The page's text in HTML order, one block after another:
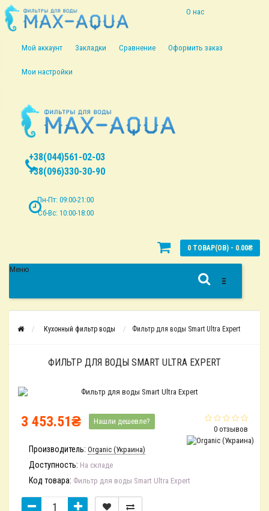
О нас
Мой аккаунт Закладки Сравнение Оформить заказ
Мои настройки
+38(044)561-02-03
+38(096)330-30-90
Пн-Пт: 09:00-21:00
Сб-Вс: 10:00-18:00
0 ТОВАР(ОВ) - 0.00₴
Меню
Кухонный фильтр воды Фильтр для воды Smart Ultra Expert
ФИЛЬТР ДЛЯ ВОДЫ SMART ULTRA EXPERT
0 отзывов
3 453.51₴ Нашли дешевле?
Производитель: Organic (Украина)
Доступность: На складе
Код товара: Фильтр для воды Smart Ultra Expert